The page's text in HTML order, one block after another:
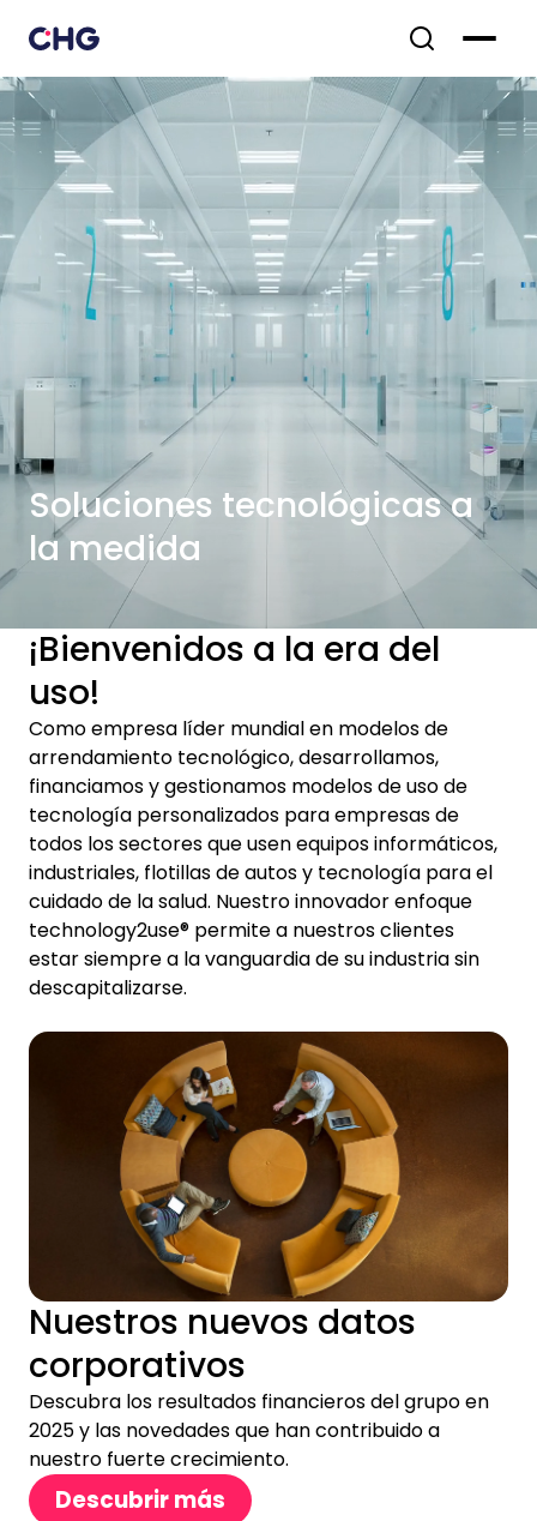
Soluciones tecnológicas a
la medida
¡Bienvenidos a la era del
uso!
Como empresa líder mundial en modelos de
arrendamiento tecnológico, desarrollamos,
financiamos y gestionamos modelos de uso de
tecnología personalizados para empresas de
todos los sectores que usen equipos informáticos,
industriales, flotillas de autos y tecnología para el
cuidado de la salud. Nuestro innovador enfoque
technology2use® permite a nuestros clientes
estar siempre a la vanguardia de su industria sin
descapitalizarse.
Nuestros nuevos datos
corporativos
Descubra los resultados financieros del grupo en
2025 y las novedades que han contribuido a
nuestro fuerte crecimiento.
Descubrir más